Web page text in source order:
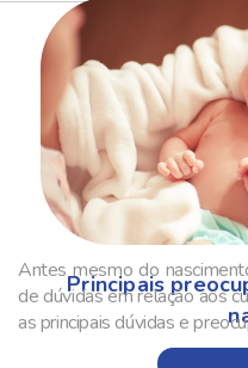
Principais
Antes mesmo do
de dúvidas em relação aos
as principais dúvidas e